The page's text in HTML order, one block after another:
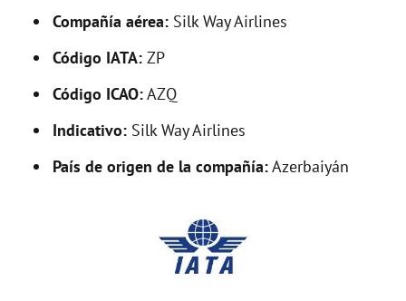
d
o
Compañía aérea: Silk Way Airlines
Código IATA: ZP
Código ICAO:AZQ
Indicativo: Silk Way Airlines
País de origen de la compañía:Azerbaiyán